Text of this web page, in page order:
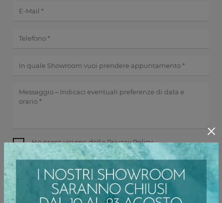
Ho preso visione dellaPrivacy Policy
INVIA